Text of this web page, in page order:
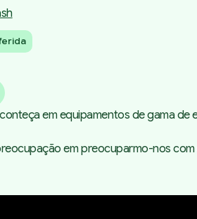
em equipamentos de gama de
em preocuparmo-nos